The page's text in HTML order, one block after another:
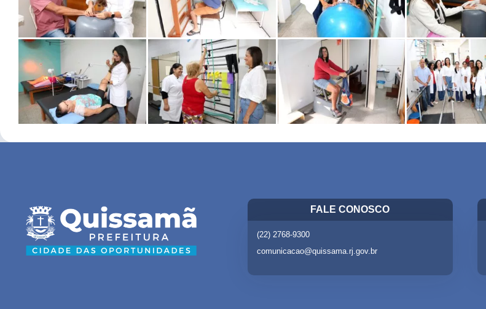
FALE CONOSCO
(22) 2768-9300
comunicacao@quissama.rj.gov.br